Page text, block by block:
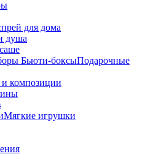
для дома
душа
Бьюти-боксыПодарочные
композиции
Мягкие игрушки